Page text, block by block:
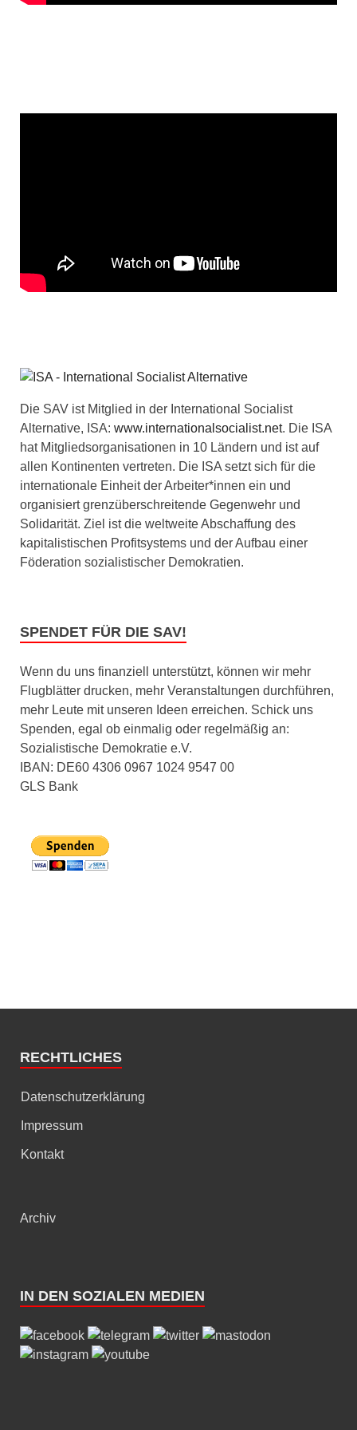
Die SAV ist Mitglied in der International Socialist
Alternative, ISA: www.internationalsocialist.net. Die ISA
hat Mitgliedsorganisationen in 10 Ländern und ist auf
allen Kontinenten vertreten. Die ISA setzt sich für die
internationale Einheit der Arbeiter*innen ein und
organisiert grenzüberschreitende Gegenwehr und
Solidarität. Ziel ist die weltweite Abschaffung des
kapitalistischen Profitsystems und der Aufbau einer
Föderation sozialistischer Demokratien.
SPENDET FÜR DIE SAV!
Wenn du uns finanziell unterstützt, können wir mehr
Flugblätter drucken, mehr Veranstaltungen durchführen,
mehr Leute mit unseren Ideen erreichen. Schick uns
Spenden, egal ob einmalig oder regelmäßig an:
Sozialistische Demokratie e.V.
IBAN: DE60 4306 0967 1024 9547 00
GLS Bank
RECHTLICHES
Datenschutzerklärung
Impressum
Kontakt
Archiv
IN DEN SOZIALEN MEDIEN